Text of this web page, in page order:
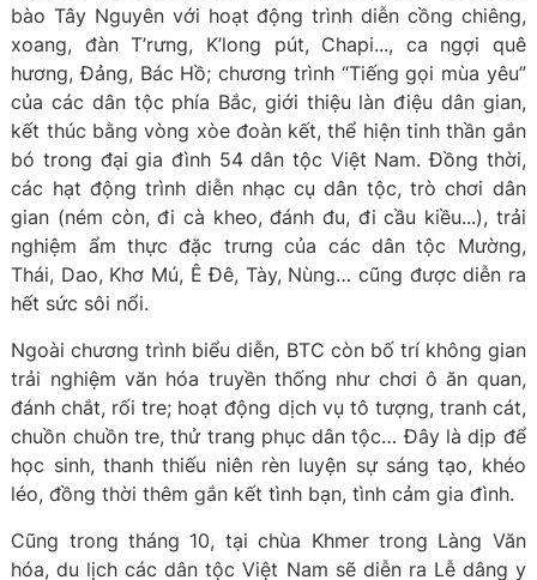
bào Tây Nguyên với hoạt động trình diễn cồng chiêng,
xoang, đàn T’rưng, K’long pút, Chapi..., ca ngợi quê
hương, Đảng, Bác Hồ; chương trình “Tiếng gọi mùa yêu”
của các dân tộc phía Bắc, giới thiệu làn điệu dân gian,
kết thúc bằng vòng xòe đoàn kết, thể hiện tinh thần gắn
bó trong đại gia đình 54 dân tộc Việt Nam. Đồng thời,
các hạt động trình diễn nhạc cụ dân tộc, trò chơi dân
gian (ném còn, đi cà kheo, đánh đu, đi cầu kiều...), trải
nghiệm ẩm thực đặc trưng của các dân tộc Mường,
Thái, Dao, Khơ Mú, Ê Đê, Tày, Nùng… cũng được diễn ra
hết sức sôi nổi.
Ngoài chương trình biểu diễn, BTC còn bố trí không gian
trải nghiệm văn hóa truyền thống như chơi ô ăn quan,
đánh chắt, rối tre; hoạt động dịch vụ tô tượng, tranh cát,
chuồn chuồn tre, thử trang phục dân tộc… Đây là dịp để
học sinh, thanh thiếu niên rèn luyện sự sáng tạo, khéo
léo, đồng thời thêm gắn kết tình bạn, tình cảm gia đình.
Cũng trong tháng 10, tại chùa Khmer trong Làng Văn
hóa, du lịch các dân tộc Việt Nam sẽ diễn ra Lễ dâng y